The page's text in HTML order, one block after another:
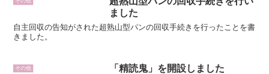
ました
自主回収の告知がされた超熟山型パンの回収手続きを行ったことを書
きました。
その他 「精読鬼」を開設しました